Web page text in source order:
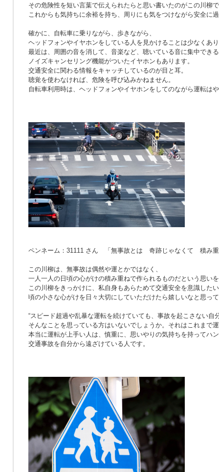
その危険性を短い言葉で伝えられたらと思い書いたのがこの川柳
これからも気持ちに余裕を持ち、周りにも気をつけながら安全に
確かに、自転車に乗りながら、歩きながら、
ヘッドフォンやイヤホンをしている人を見かけることは少なくあ
最近は、周囲の音を消して、音楽など、聴いている音に集中できる
ノイズキャンセリング機能がついたイヤホンもあります。
交通安全に関わる情報をキャッチしているのが目と耳。
聴覚を使わなければ、危険を呼び込みかねません。
自転車利用時は、ヘッドフォンやイヤホンをしてのながら運転は
ペンネーム：31111 さん 「無事故とは 奇跡じゃなくて 積み
この川柳は、無事故は偶然や運とかではなく、
一人一人の日頃の心がけの積み重ねで作られるものだという思い
この川柳をきっかけに、私自身もあらためて交通安全を意識した
頃の小さな心がけを日々大切にしていただけたら嬉しいなと思っ
“スピード超過や乱暴な運転を続けていても、事故を起こさない自
そんなことを思っている方はいないでしょうか。それはこれまで
本当に運転が上手い人は、慎重に、思いやりの気持ちを持ってハ
交通事故を自分から遠ざけている人です。